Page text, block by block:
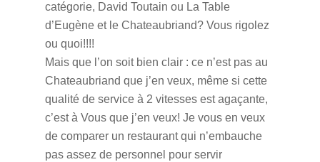
catégorie, David Toutain ou La Table
d’Eugène et le Chateaubriand? Vous rigolez
ou quoi!!!!
Mais que l’on soit bien clair : ce n’est pas au
Chateaubriand que j’en veux, même si cette
qualité de service à 2 vitesses est agaçante,
c’est à Vous que j’en veux! Je vous en veux
de comparer un restaurant qui n’embauche
pas assez de personnel pour servir